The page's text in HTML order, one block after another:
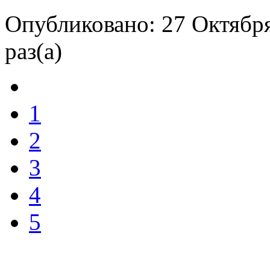
Опубликовано: 27
раз(а)
1
2
3
4
5